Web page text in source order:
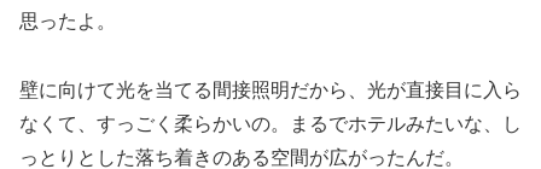
思ったよ。
壁に向けて光を当てる間接照明だから、光が直接目に入ら
なくて、すっごく柔らかいの。まるでホテルみたいな、し
っとりとした落ち着きのある空間が広がったんだ。